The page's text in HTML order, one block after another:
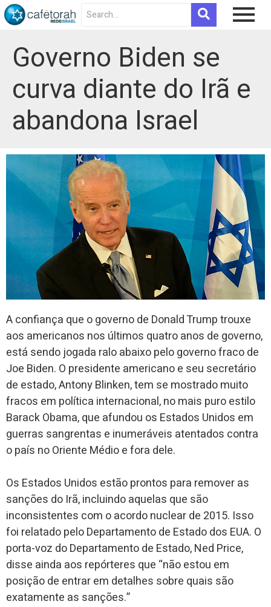
Governo Biden se
curva diante do Irã e
abandona Israel
A confiança que o governo de Donald Trump trouxe
aos americanos nos últimos quatro anos de governo,
está sendo jogada ralo abaixo pelo governo fraco de
Joe Biden. O presidente americano e seu secretário
de estado, Antony Blinken, tem se mostrado muito
fracos em política internacional, no mais puro estilo
Barack Obama, que afundou os Estados Unidos em
guerras sangrentas e inumeráveis atentados contra
o país no Oriente Médio e fora dele.
Os Estados Unidos estão prontos para remover as
sanções do Irã, incluindo aquelas que são
inconsistentes com o acordo nuclear de 2015. Isso
foi relatado pelo Departamento de Estado dos EUA. O
porta-voz do Departamento de Estado, Ned Price,
disse ainda aos repórteres que “não estou em
posição de entrar em detalhes sobre quais são
exatamente as sanções.”